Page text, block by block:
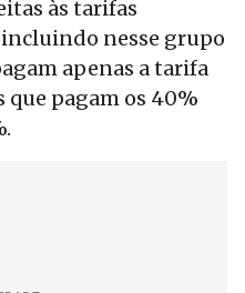
às tarifas
nesse grupo
apenas a tarifa
que pagam os 40%